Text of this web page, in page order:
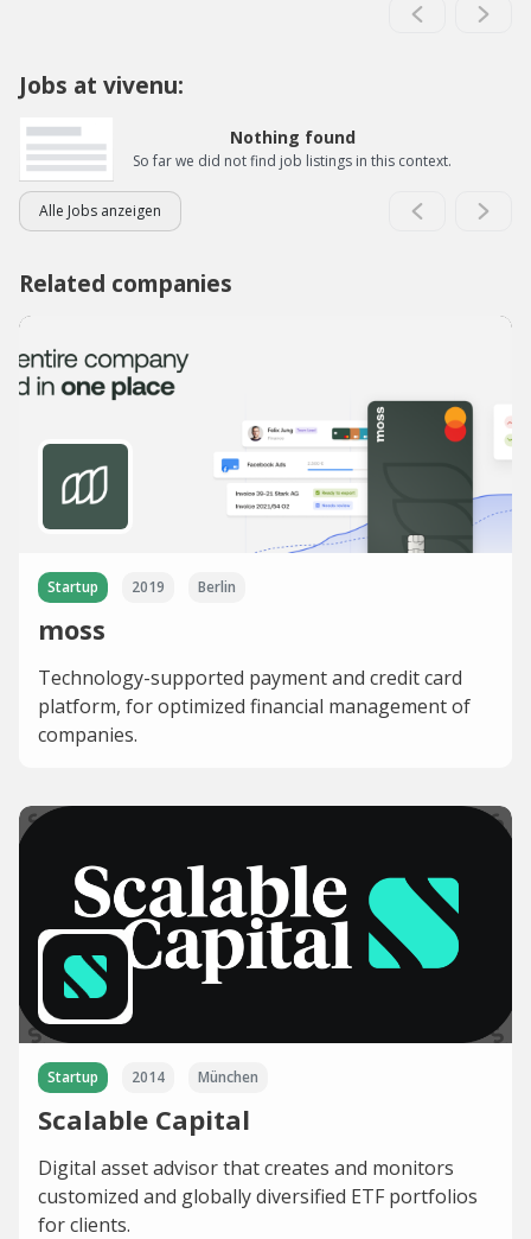
Jobs at vivenu:
Nothing found
So far we did not find job listings in this context.
Alle Jobs anzeigen
Related companies
Startup 2019 Berlin
moss
Technology-supported payment and credit card
platform, for optimized financial management of
companies.
Startup 2014 München
Scalable Capital
Digital asset advisor that creates and monitors
customized and globally diversified ETF portfolios
for clients.